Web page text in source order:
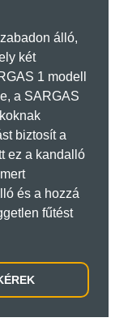
álló,
két
1 modell
a SARGAS
biztosít a
ez a kandalló
és a hozzá
fűtést